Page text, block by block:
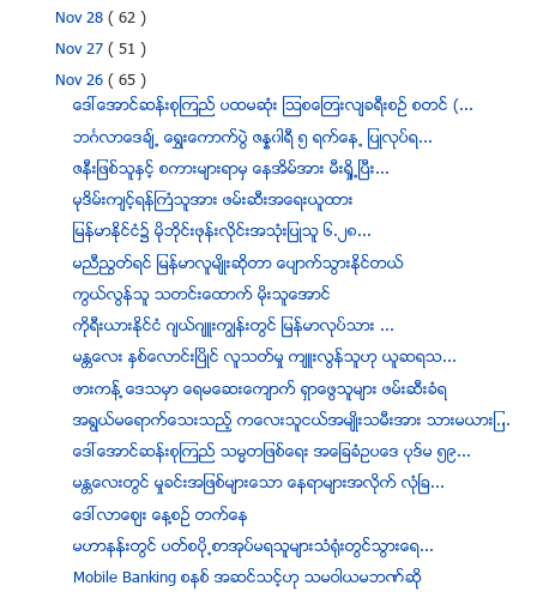
Nov 28( 62 )
Nov 27( 51 )
Nov 26( 65 )
ေဒၚေအာင္ဆန္းစုၾကည္ ပထမဆုံး ၾသစေၾတးလ်ခရီးစဥ္ စတင္ (...
ဘဂၤလာေဒခ်္႕ ေရႊးေကာက္ပြဲ ဇႏၷ၀ါရီ ၅ ရက္ေန႕ ျပဳလုပ္ရ...
ဇနီးျဖစ္သူႏွင့္ စကားမ်ားရာမွ ေနအိမ္အား မီး႐ိႈ႕ၿပီး...
မုဒိမ္းက်င့္ရန္ႀကံသူအား ဖမ္းဆီးအေရးယူထား
ျမန္မာႏိုင္ငံ၌ မိုဘိုင္းဖုန္းလိုင္းအသံုးျပဳသူ ၆.၂၈...
မညီညြတ္ရင္ ျမန္မာလူမ်ိဳးဆိုတာ ေပ်ာက္သြားႏိုင္တယ္
ကြယ္လြန္သူ သတင္းေထာက္ မုိးသူေအာင္
ကိုရီးယားနိုင္ငံ ဂ်ယ္ဂ်ဴးကၽြန္းတြင္ ျမန္မာလုပ္သား ...
မႏၲေလး ႏွစ္ေလာင္းၿပိဳင္ လူသတ္မႈ က်ဴးလြန္သူဟု ယူဆရသ...
ဖားကန္ ့ေဒသမွာ ေရမေဆးေက်ာက္ ရွာေဖြသူမ်ား ဖမ္းဆီးခံရ
အရြယ္မေရာက္ေသးသည့္ ကေလးသူငယ္အမ်ဳိးသမီးအား သားမယားျ...
ေဒၚေအာင္ဆန္းစုၾကည္ သမၼတျဖစ္ေရး အေျခခံဥပေဒ ပုဒ္မ ၅၉...
မႏၲေလးတြင္ မႈခင္းအျဖစ္မ်ားေသာ ေနရာမ်ားအလိုက္ လုံၿခ...
ေဒၚ​လာ​ေဈး ​ေန့​စ​ဥ္ ​တက္​ေန
မဟာနန္းတြင္ ပတ္စပို႕စာအုပ္မရသူမ်ားသံရံုးတြင္သြားေရ...
Mobile Banking စနစ္ အဆင္သင့္ဟု သမဝါယမဘဏ္ဆို